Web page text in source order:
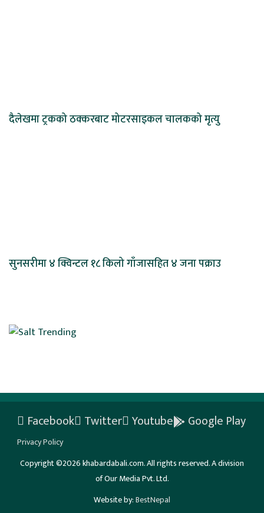
दैलेखमा ट्रकको ठक्करबाट मोटरसाइकल चालकको मृत्यु
सुनसरीमा ४ क्विन्टल १८ किलो गाँजासहित ४ जना पक्राउ
Facebook Twitter Youtube Google Play
Privacy Policy
Copyright ©2026 khabardabali.com. All rights reserved. A division
of Our Media Pvt. Ltd.
Website by:BestNepal